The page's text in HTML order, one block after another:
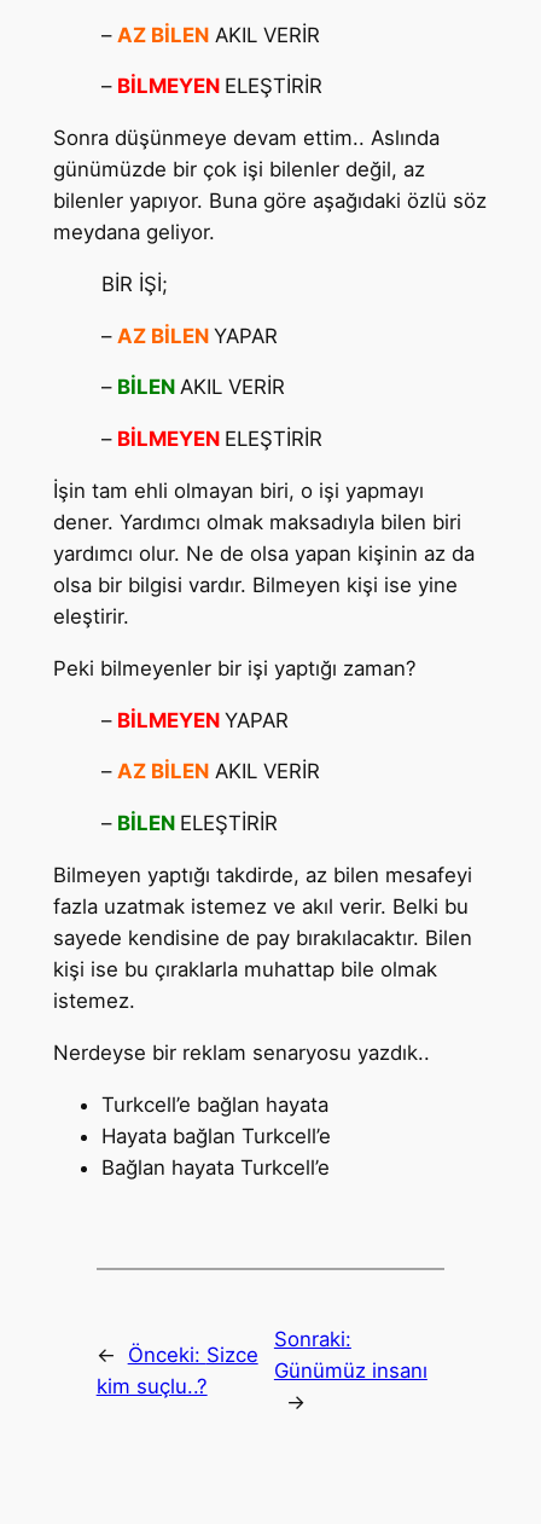
– AZ BİLENAKIL VERİR
– BİLMEYEN ELEŞTİRİR
Sonra düşünmeye devam ettim.. Aslında
günümüzde bir çok işi bilenler değil, az
bilenler yapıyor. Buna göre aşağıdaki özlü söz
meydana geliyor.
BİR İŞİ;
– AZ BİLEN YAPAR
– BİLEN AKIL VERİR
– BİLMEYEN ELEŞTİRİR
İşin tam ehli olmayan biri, o işi yapmayı
dener. Yardımcı olmak maksadıyla bilen biri
yardımcı olur. Ne de olsa yapan kişinin az da
olsa bir bilgisi vardır. Bilmeyen kişi ise yine
eleştirir.
Peki bilmeyenler bir işi yaptığı zaman?
– BİLMEYEN YAPAR
– AZ BİLENAKIL VERİR
– BİLEN ELEŞTİRİR
Bilmeyen yaptığı takdirde, az bilen mesafeyi
fazla uzatmak istemez ve akıl verir. Belki bu
sayede kendisine de pay bırakılacaktır. Bilen
kişi ise bu çıraklarla muhattap bile olmak
istemez.
Nerdeyse bir reklam senaryosu yazdık..
Turkcell’e bağlan hayata
Hayata bağlan Turkcell’e
Bağlan hayata Turkcell’e
← Önceki: Sizce
kim suçlu..?
Sonraki:
Günümüz insanı
→